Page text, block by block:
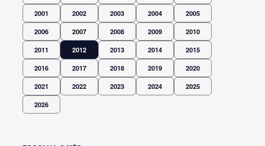
2001 2002 2003 2004 2005
2006 2007 2008 2009 2010
2011 2012 2013 2014 2015
2016 2017 2018 2019 2020
2021 2022 2023 2024 2025
2026